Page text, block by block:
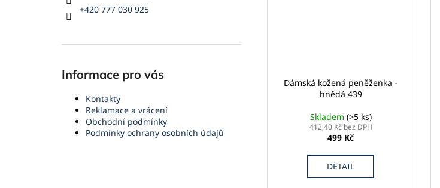
+420 777 030 925
Informace pro vás
Kontakty
Reklamace a vrácení
Obchodní podmínky
Podmínky ochrany osobních údajů
Dámská kožená peněženka -
hnědá 439
Skladem (>5 ks)
412,40 Kč bez DPH
499 Kč
DETAIL